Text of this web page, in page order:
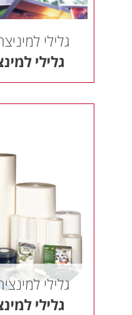
גלילי למיניצה
גלילי
גלילי למינציה
גלילי